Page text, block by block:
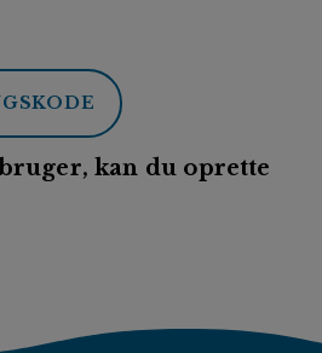
kan du oprette